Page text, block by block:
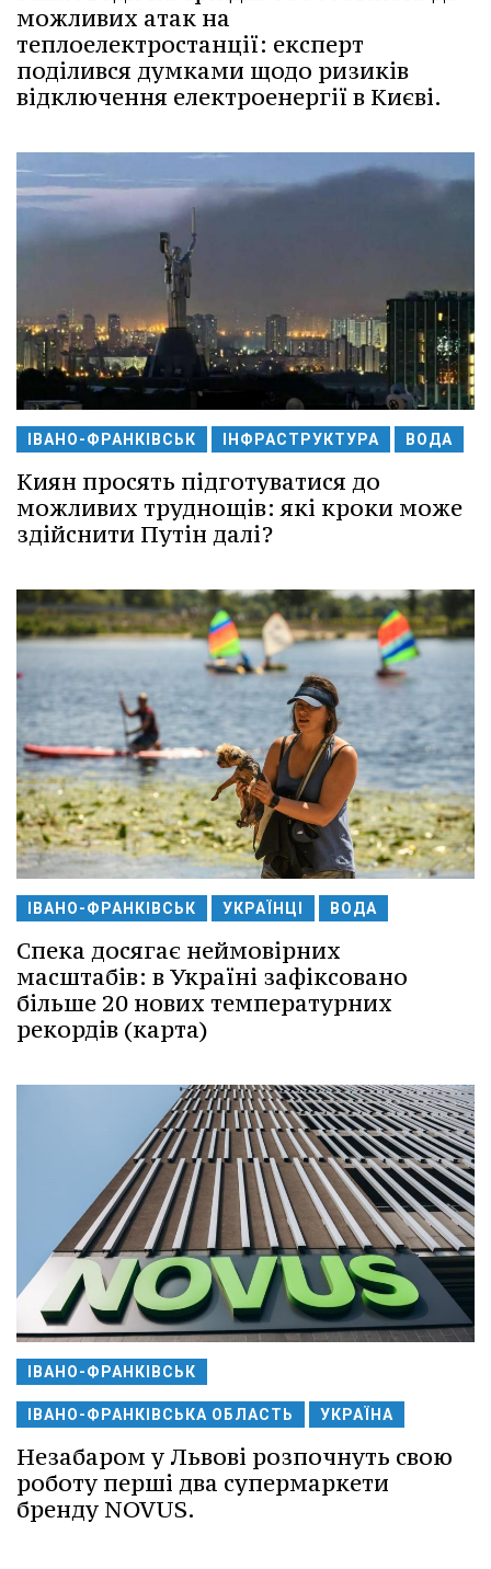
можливих атак на
теплоелектростанції: експерт
поділився думками щодо ризиків
відключення електроенергії в Києві.
ІВАНО-ФРАНКІВСЬК ІНФРАСТРУКТУРА ВОДА
Киян просять підготуватися до
можливих труднощів: які кроки може
здійснити Путін далі?
ІВАНО-ФРАНКІВСЬК УКРАЇНЦІ ВОДА
Спека досягає неймовірних
масштабів: в Україні зафіксовано
більше 20 нових температурних
рекордів (карта)
ІВАНО-ФРАНКІВСЬК
ІВАНО-ФРАНКІВСЬКА ОБЛАСТЬ УКРАЇНА
Незабаром у Львові розпочнуть свою
роботу перші два супермаркети
бренду NOVUS.